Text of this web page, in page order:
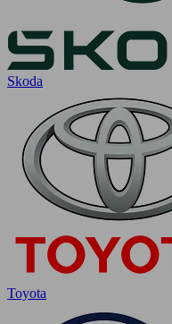
Skoda
Toyota